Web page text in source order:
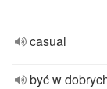
casual
być w